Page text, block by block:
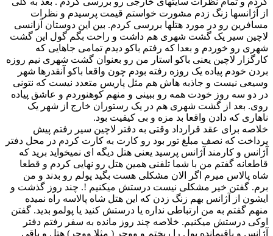
از آژانسها زنگ زدم مشورت خواستم قیمت پرسیدم و نظرات
مسافرین رو در مورد هتلها بررسی کردم. بین این دوستان آزانسی
لاچین سیر یک گشت شهری هم داشت و راحت بگم گول این گشت
شهری رو خوردم و بعدا که رفتم باکو دیدم تمامی جاهایی که
کارگزار لاچین یعنی باکو استار من رو بعنوان گشت شهری نیم روزه
بردن خودم پیاده یک روزه رفته بودم چون واقعا باکو آنقدرها شهر
وسیعی نیست و جاذبه هاش هم مثل پاریس متعدد نیست که نتونی
در دو سه روز خودت همه رو ببینی و منهم کوهنوردم و عاشق پیاده
روی. بعد از گشت شهری هم در یک رستوران خارج از شهر یک
ناهاری که دادن واقعا بد مزه و بی کیفیت بود.
خلاصه برای عقد قرارداد وقتی به دفتر لاچین سیر رفتم پیش
پرداخت که نصف مبلغ تور بود رو کارت به کارت کردم در محل دفتر
آژانس و کارمند آژانس پرسید یعنی هتل دیگه ای نمیخواید برید که
قاطعانه گفتم من با شما تلفنی همین هتل رو نهایی کردم و قطعا
شاه پالاس میرم اگر الان مشکلی هست بگید پولم رو بدند و من
برم. گفتن خیر مشکلی نیست درستش میکنیم !. چند روز گذشت و
ایشون از آژانس بهم زنگ زدن که این هتل شاه پالاسه راه نمیده
منهم گفتم به من ارتباطی نداره یا درستش کنید یا پولمو بدید. گفتن
اوکی درستش میکنیم. خلاصه چند روز مانده به سفر رفتم دفتر
آژانس و باقیمانده پول را ریختم و ووچر ( مثلا ووچر) هتل و باقی